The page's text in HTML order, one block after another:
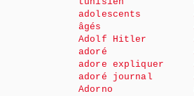
adolescents
âgés
Adolf Hitler
adoré
adore expliquer
adoré journal
Adorno